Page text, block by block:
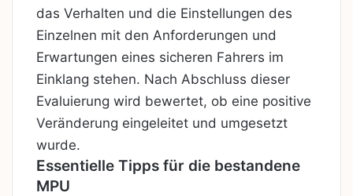
das Verhalten und die Einstellungen des
Einzelnen mit den Anforderungen und
Erwartungen eines sicheren Fahrers im
Einklang stehen. Nach Abschluss dieser
Evaluierung wird bewertet, ob eine positive
Veränderung eingeleitet und umgesetzt
wurde.
Essentielle Tipps für die bestandene
MPU